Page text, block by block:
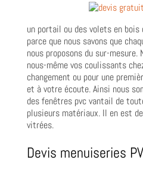
un portail ou des volets en
parce que nous savons que
nous proposons du sur-
nous-même vos coulissants
changement ou pour une
et à votre écoute. Ainsi nous
des fenêtres pvc vantail de
plusieurs matériaux. Il en est
vitrées.
Devis menuiseries